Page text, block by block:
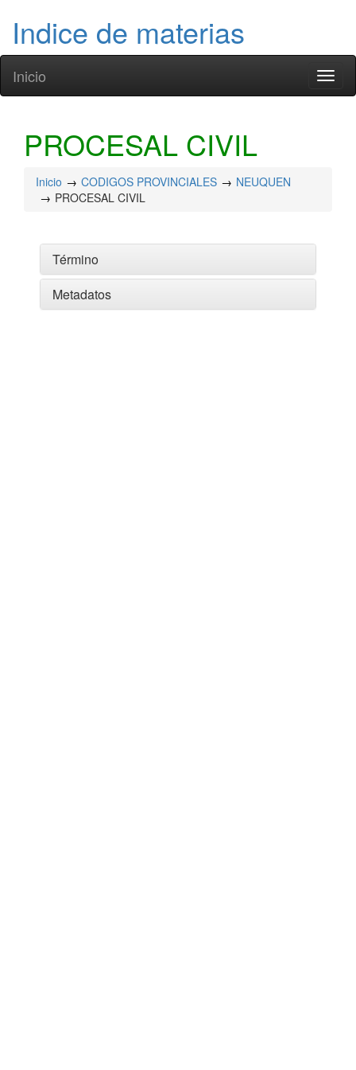
Indice de materias
Inicio
PROCESAL CIVIL
Inicio CODIGOS PROVINCIALES
NEUQUEN
PROCESAL CIVIL
Término
Metadatos